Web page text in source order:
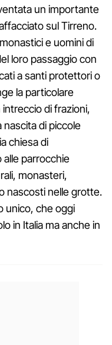
un importante
sul Tirreno.
e uomini di
loro passaggio con
a santi protettori o
la particolare
di frazioni,
nascita di piccole
chiesa di
parrocchie
monasteri,
nascosti nelle grotte.
unico, che oggi
in Italia ma anche in